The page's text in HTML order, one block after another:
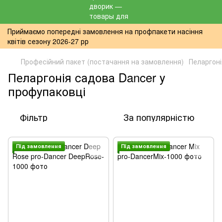
Приймаємо попередні замовлення на профпакети насіння
квітів сезону 2026-27 рр
Професійний пакет (постачання на замовлення)
Пеларгонія садова Dancer у
профупаковці
Фільтр За популярністю
Пiд замовлення Пiд замовлення